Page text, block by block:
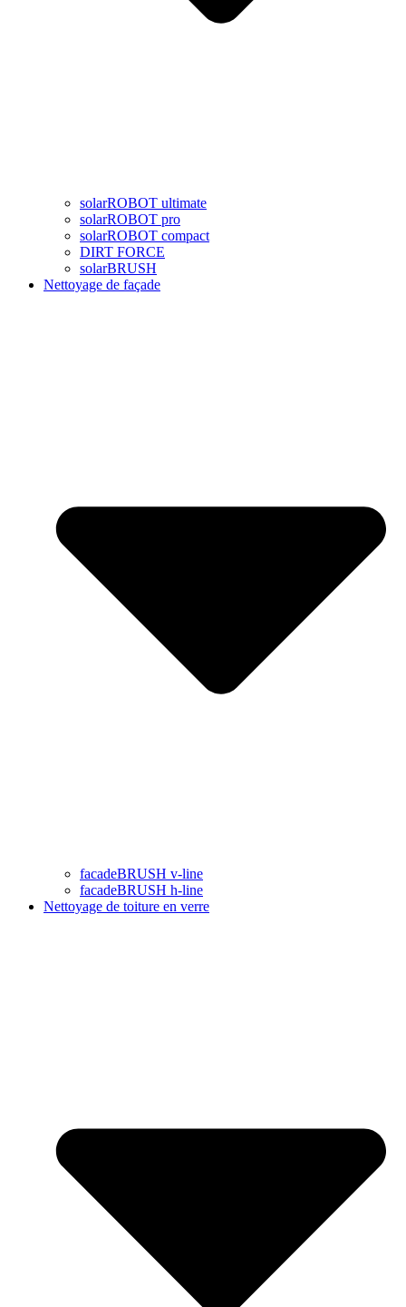
solarROBOT ultimate
solarROBOT pro
solarROBOT compact
DIRT FORCE
solarBRUSH
Nettoyage de façade
facadeBRUSH v-line
facadeBRUSH h-line
Nettoyage de toiture en verre